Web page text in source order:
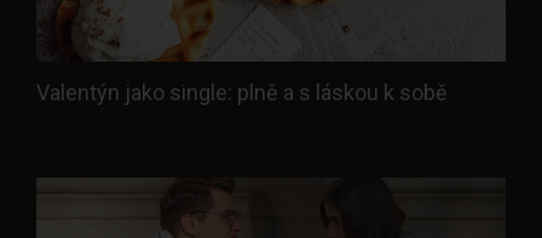
Valentýn jako single: plně a s láskou k sobě